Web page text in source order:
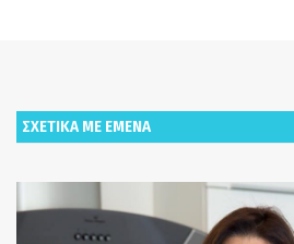
ΣΧΕΤΙΚΑ ΜΕ ΕΜΕΝΑ